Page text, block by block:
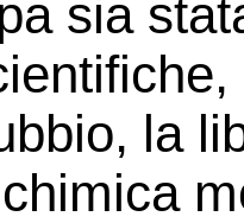
sia
la